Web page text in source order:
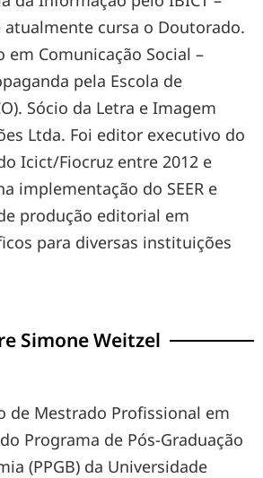
atualmente cursa o Doutorado.
em Comunicação Social –
pela Escola de
Sócio da Letra e Imagem
Ltda. Foi editor executivo do
Icict/Fiocruz entre 2012 e
implementação do SEER e
produção editorial em
para diversas instituições
Simone Weitzel
de Mestrado Profissional em
Programa de Pós-Graduação
(PPGB) da Universidade